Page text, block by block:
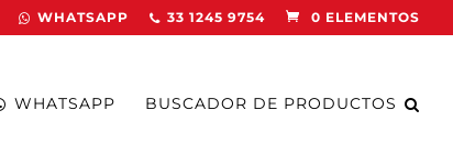
WHATSAPP 33 1245 9754 0 ELEMENTOS
WHATSAPP BUSCADOR DE PRODUCTOS